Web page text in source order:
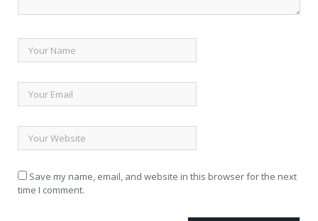
Save my name, email, and website in this browser for the next
time I comment.